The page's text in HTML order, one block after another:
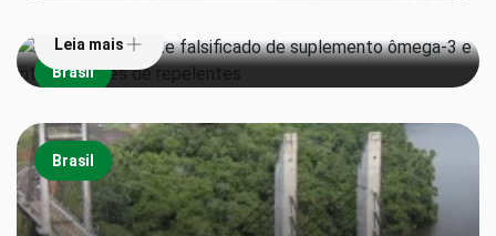
Brasil
Leia mais
Brasil